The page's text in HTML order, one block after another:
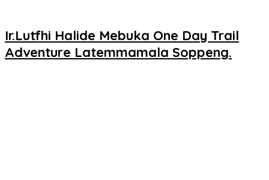
Ir.Lutfhi Halide Mebuka One Day Trail
Adventure Latemmamala Soppeng.